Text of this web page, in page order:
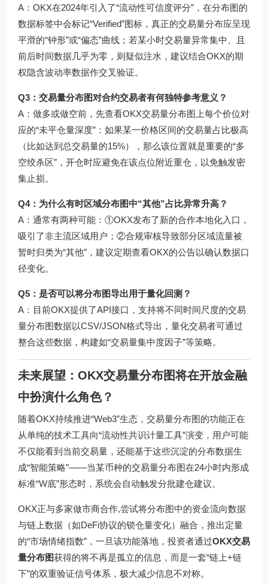
A：OKX在2024年引入了“流动性可信度评分”，在分布图的
数据标签中会标记“Verified”图标，真正的交易量分布应呈现
平滑的“钟形”或“偏态”曲线；若某小时交易量异常集中、且
前后时间数据几乎为零，则疑似注水，建议结合OKX的期
权隐含波动率数据作交叉验证。
Q3：交易量分布图对合约交易者有何独特参考意义？
A：做多或做空前，先查看OKX交易量分布图上每个价位对
应的“未平仓量深度”：如果某一价格区间的交易量占比极高
（比如达到总交易量的15%），那么该位置就是重要的“多
空绞杀区”，开仓时应避免在该点位附近重仓，以免触发密
集止损。
Q4：为什么有时区域分布图中“其他”占比异常升高？
A：通常有两种可能：①OKX发布了新的合作本地化入口，
吸引了非主流区域用户；②合规审核导致部分区域流量被
暂时归类为“其他”，建议定期查看OKX的公告以确认数据口
径变化。
Q5：是否可以将分布图导出用于量化回测？
A：目前OKX提供了API接口，支持将不同时间尺度的交易
量分布图数据以CSV/JSON格式导出，量化交易者可通过
整合这些数据，构建如“交易量集中度因子”等策略。
未来展望：OKX交易量分布图将在开放金融
中扮演什么角色？
随着OKX持续推进“Web3”生态，交易量分布图的功能正在
从单纯的技术工具向“流动性共识计量工具”演变，用户可能
不仅能看到当前交易量，还能基于这些沉淀的分布数据生
成“智能策略”——当某币种的交易量分布图在24小时内形成
标准“W底”形态时，系统会自动触发分批建仓建议。
OKX正与多家做市商合作,尝试将分布图中的资金流向数据
与链上数据（如DeFi协议的锁仓量变化）融合，推出定量
的“市场情绪指数”，一旦该功能落地，投资者通过OKX交易
量分布图获得的将不再是孤立的信息，而是一套“链上+链
下”的双重验证信号体系，极大减少信息不对称。